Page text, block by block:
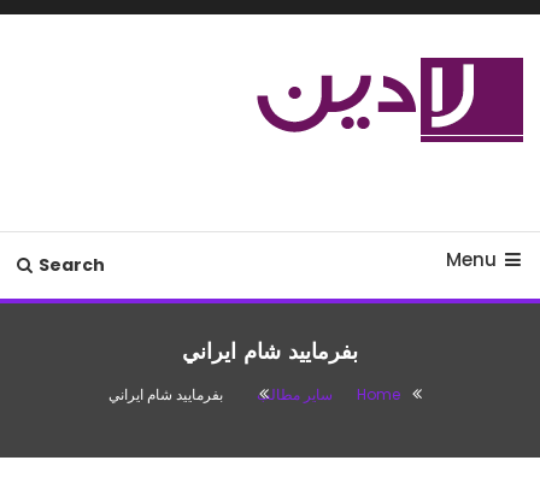
Skip
Menu
Search
بفرماييد شام ايراني
Home سایر مطالب بفرماييد شام ايراني